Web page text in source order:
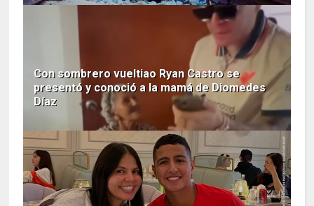
Con sombrero vueltiao Ryan Castro se
presentó y conoció a la mamá de Diomedes
Díaz